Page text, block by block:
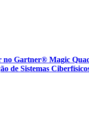
no Gartner® Magic
de Sistemas